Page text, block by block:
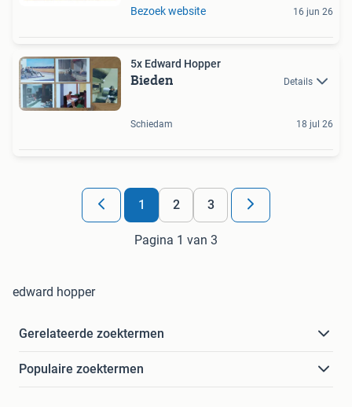
Bezoek website 16 jun 26
5x Edward Hopper
Bieden Details
Schiedam 18 jul 26
1 2 3
Pagina 1 van 3
edward hopper
Gerelateerde zoektermen
Populaire zoektermen